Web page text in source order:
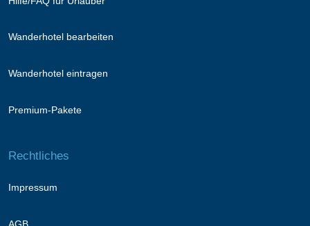
Wanderhotel bearbeiten
Wanderhotel eintragen
Premium-Pakete
Rechtliches
Impressum
AGB